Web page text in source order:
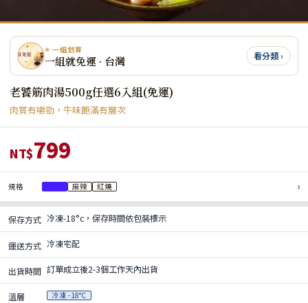
⭐ 一組划算
一組就免運 · 台灣 看分類 ›
老饕筋肉湯500g任選6入組(免運)
肉質有嚼勁，牛味飽滿有層次
NT$799
規格 麻辣 紅燒 ›
保存方式 冷凍-18°c，保存時間依包裝標示
運送方式 冷凍宅配
出貨時間 訂單成立後2-3個工作天內出貨
溫層 冷凍 -18°C